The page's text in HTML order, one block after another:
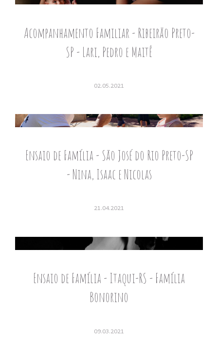
Acompanhamento Familiar - Ribeirão Preto-
SP - Lari, Pedro e Maitê
02.05.2021
Ensaio de Família - São José do Rio Preto-SP
- Nina, Isaac e Nicolas
21.04.2021
Ensaio de Família - Itaqui-RS - Família
Bonorino
09.03.2021